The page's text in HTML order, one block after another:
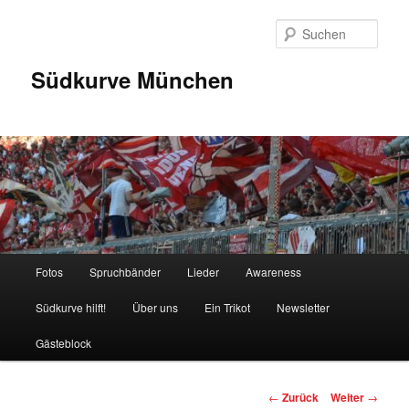
Südkurve München
Fotos Spruchbänder Lieder Awareness
Südkurve hilft! Über uns Ein Trikot Newsletter
Gästeblock
Beitragsnavigation
← Zurück Weiter →